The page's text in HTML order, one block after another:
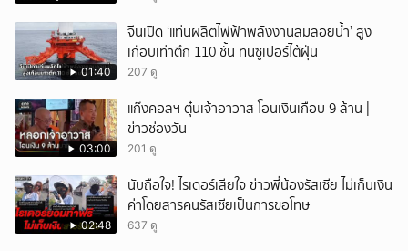
01:40
จีนเปิด ‘แท่นผลิตไฟฟ้าพลังงานลมลอยน้ำ’ สูง
เกือบเท่าตึก 110 ชั้น ทนซูเปอร์ไต้ฝุ่น
207 ดู
03:00
แก๊งคอลฯ ตุ๋นเจ้าอาวาส โอนเงินเกือบ 9 ล้าน |
ข่าวช่องวัน
201 ดู
02:48
นับถือใจ! ไรเดอร์เสียใจ ข่าวพี่น้องรัสเซีย ไม่เก็บเงิน
ค่าโดยสารคนรัสเซียเป็นการขอโทษ
637 ดู